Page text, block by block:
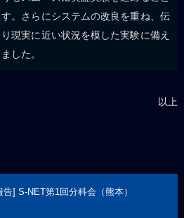
。さらにシステムの改良を重ね、伝
現実に近い状況を模した実験に備え
した。
以上
告] S-NET第1回分科会（熊本）